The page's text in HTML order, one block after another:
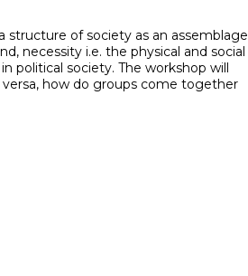
of society as an assemblage
necessity i.e. the physical and social
political society. The workshop will
how do groups come together